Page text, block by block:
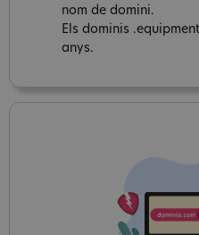
nom de domini.
Els dominis
anys.